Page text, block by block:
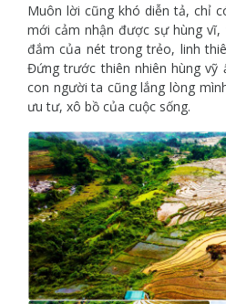
Muôn lời cũng khó diễn tả, chỉ
mới cảm nhận được sự hùng
đắm của nét trong trẻo, linh
Đứng trước thiên nhiên hùng vỹ
con người ta cũng lắng lòng
ưu tư, xô bồ của cuộc sống.